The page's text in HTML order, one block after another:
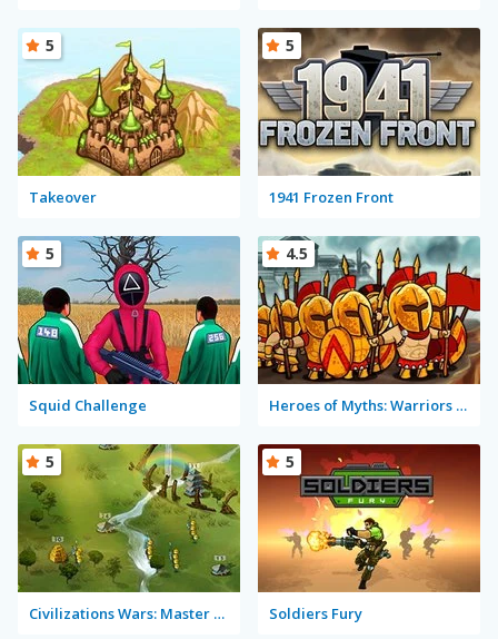
Takeover
5
1941 Frozen Front
5
Squid Challenge
5
Heroes of Myths: Warriors of Gods
4.5
Civilizations Wars: Master Edition
5
Soldiers Fury
5